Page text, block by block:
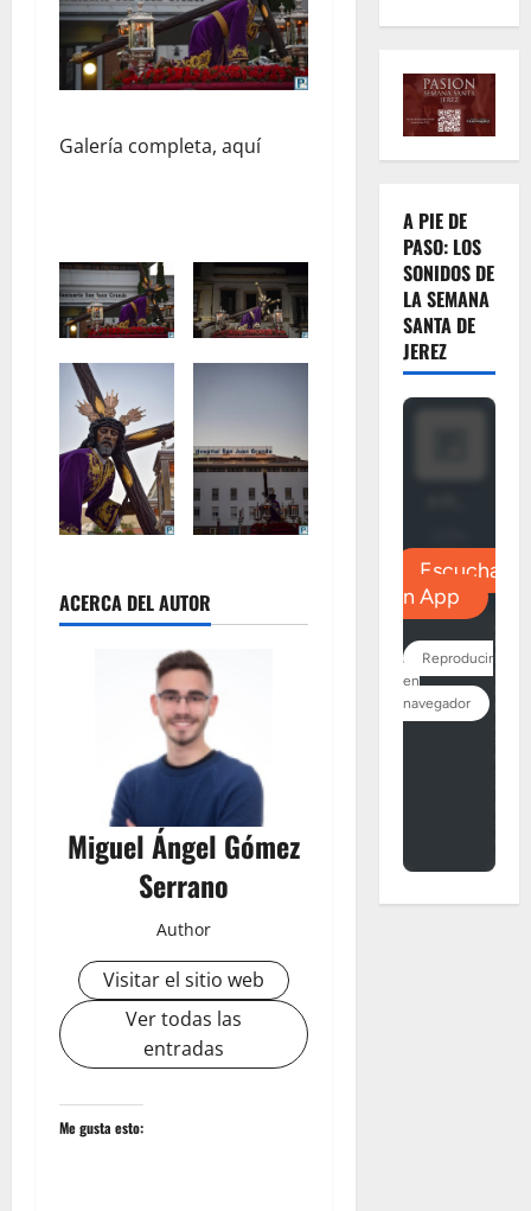
Galería completa, aquí
ACERCA DEL AUTOR
Miguel Ángel Gómez
Serrano
Author
Visitar el sitio web
Ver todas las
entradas
Me gusta esto:
A PIE DE
PASO: LOS
SONIDOS DE
LA SEMANA
SANTA DE
JEREZ